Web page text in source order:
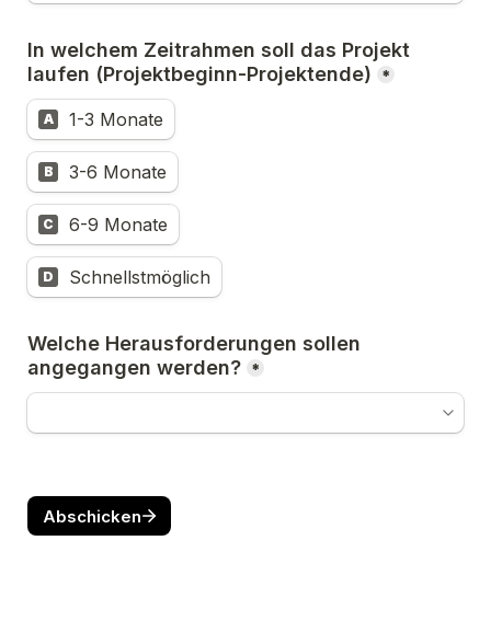
In welchem Zeitrahmen soll das Projekt
laufen (Projektbeginn-Projektende)
*
A 1-3 Monate
B 3-6 Monate
C 6-9 Monate
D Schnellstmöglich
Welche Herausforderungen sollen
angegangen werden? *
Abschicken